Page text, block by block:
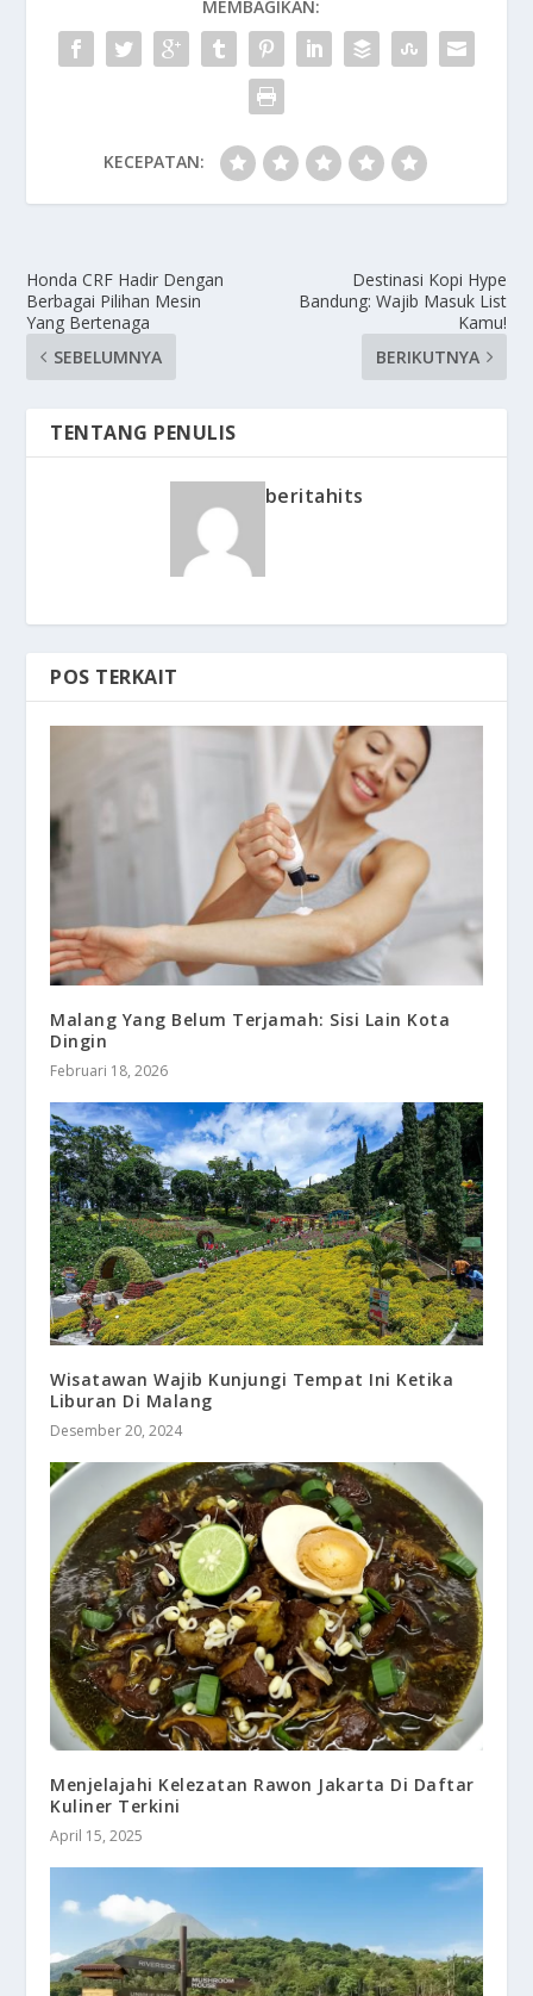
MEMBAGIKAN:
KECEPATAN:
Honda CRF Hadir Dengan
Berbagai Pilihan Mesin
Yang Bertenaga
SEBELUMNYA
Destinasi Kopi Hype
Bandung: Wajib Masuk List
Kamu!
BERIKUTNYA
TENTANG PENULIS
beritahits
POS TERKAIT
Malang Yang Belum Terjamah: Sisi Lain Kota
Dingin
Februari 18, 2026
Wisatawan Wajib Kunjungi Tempat Ini Ketika
Liburan Di Malang
Desember 20, 2024
Menjelajahi Kelezatan Rawon Jakarta Di Daftar
Kuliner Terkini
April 15, 2025